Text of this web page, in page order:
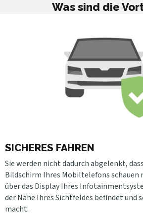
Was sind die
SICHERES FAHREN
Sie werden nicht dadurch abgelenkt,
Bildschirm Ihres Mobiltelefons schauen
über das Display Ihres
der Nähe Ihres Sichtfeldes befindet und
macht.